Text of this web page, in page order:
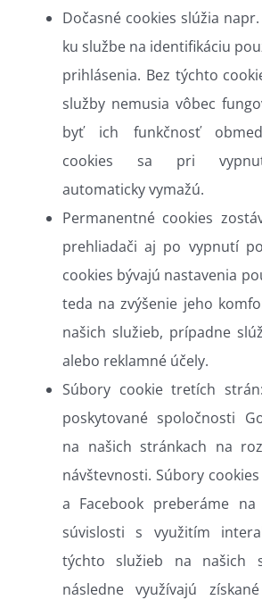
Dočasné cookies slúžia
ku službe na identifikáciu
prihlásenia. Bez týchto
služby nemusia vôbec
byť ich funkčnosť
cookies sa pri
automaticky vymažú.
Permanentné cookies
prehliadači aj po vypnutí
cookies bývajú nastavenia
teda na zvýšenie jeho
našich služieb, prípadne
alebo reklamné účely.
Súbory cookie tretích
poskytované spoločnosti
na našich stránkach na
návštevnosti. Súbory
a Facebook preberáme
súvislosti s využitím
týchto služieb na našich
následne využívajú